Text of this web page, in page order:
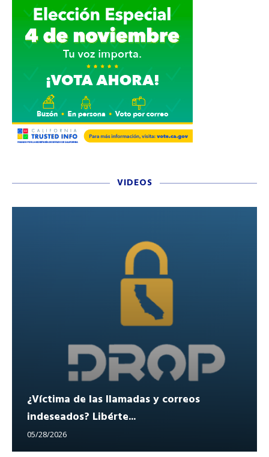
VIDEOS
¿Víctima de las llamadas y correos
indeseados? Libérte...
05/28/2026